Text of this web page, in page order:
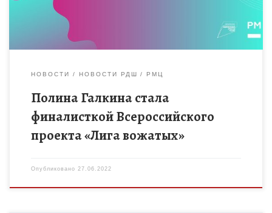
НОВОСТИ НОВОСТИ РДШ РМЦ
Полина Галкина стала
финалисткой Всероссийского
проекта «Лига вожатых»
Опубликовано 27.06.2022